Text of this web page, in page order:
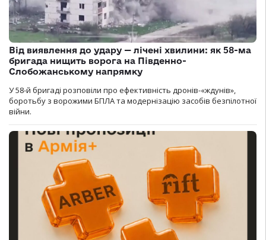
Від виявлення до удару — лічені хвилини: як 58-ма
бригада нищить ворога на Південно-
Слобожанському напрямку
У 58-й бригаді розповіли про ефективність дронів-«ждунів»,
боротьбу з ворожими БПЛА та модернізацію засобів безпілотної
війни.